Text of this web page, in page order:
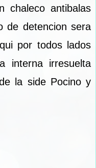
chaleco antibalas
de detencion sera
por todos lados
interna irresuelta
la side Pocino y